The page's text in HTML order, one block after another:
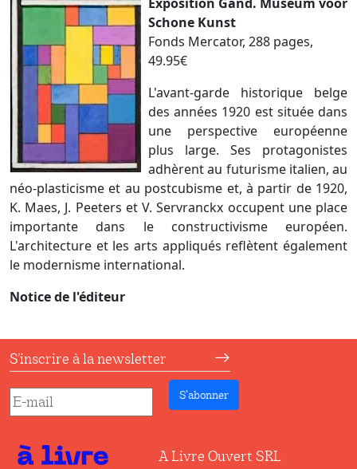
Schone Kunst
Fonds Mercator, 288 pages,
49.95€
L'avant-garde historique belge
des années 1920 est située dans
une perspective européenne
plus large. Ses protagonistes
adhèrent au futurisme italien, au
néo-plasticisme et au postcubisme et, à partir de 1920,
K. Maes, J. Peeters et V. Servranckx occupent une place
importante dans le constructivisme européen.
L'architecture et les arts appliqués reflètent également
le modernisme international.
Notice de l'éditeur
S'inscrire à la newsletter
S’abonner
A Livre Ouvert SRL